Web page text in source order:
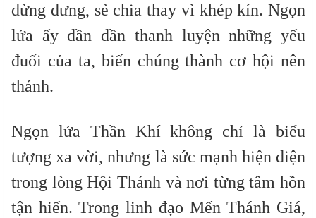
dửng dưng, sẻ chia thay vì khép kín. Ngọn
lửa ấy dần dần thanh luyện những yếu
đuối của ta, biến chúng thành cơ hội nên
thánh.
Ngọn lửa Thần Khí không chỉ là biểu
tượng xa vời, nhưng là sức mạnh hiện diện
trong lòng Hội Thánh và nơi từng tâm hồn
tận hiến. Trong linh đạo Mến Thánh Giá,